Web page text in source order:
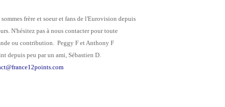
sommes frère et soeur et fans de l'Eurovision depuis
N'hésitez pas à nous contacter pour toute
ou contribution. Peggy F et Anthony F
depuis peu par un ami, Sébastien D.